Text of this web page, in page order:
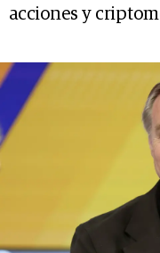
acciones y